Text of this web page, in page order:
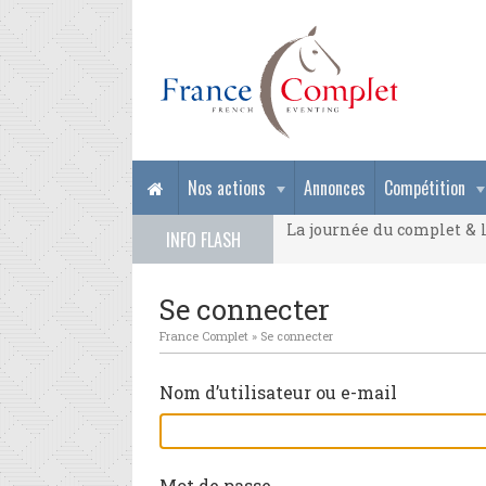
Nos actions Annonces Compétition
INFO FLASH
La journée du complet
La journée du complet
Se connecter
France Complet » Se connecter
Nom d’utilisateur ou e-mail